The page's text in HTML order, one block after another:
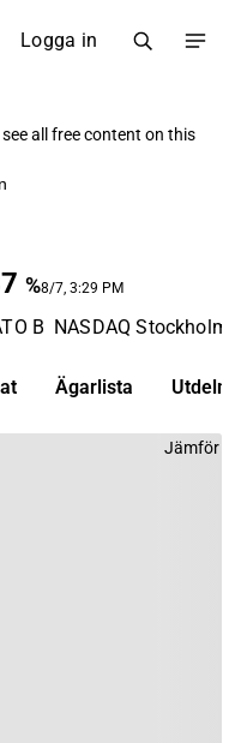
Logga in
all free content on this
%8/7, 3:29 PM
B NASDAQ Stockholm
Ägarlista
Jämför